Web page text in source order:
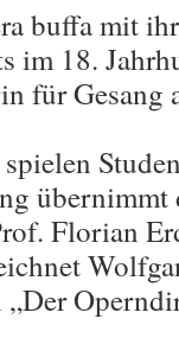
buffa mit
im 18.
für
übernimmt
Florian